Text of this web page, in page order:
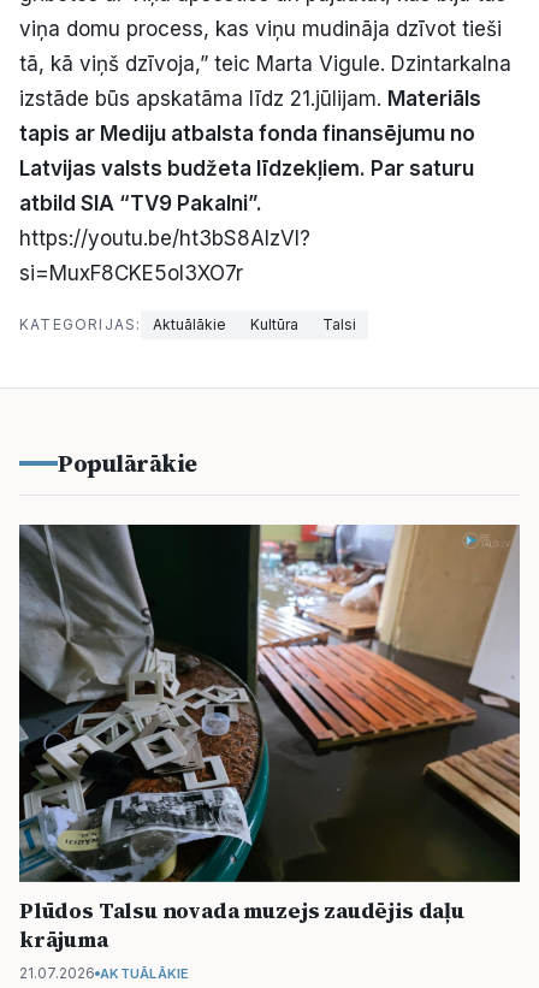
viņa domu process, kas viņu mudināja dzīvot tieši
tā, kā viņš dzīvoja,” teic Marta Vigule. Dzintarkalna
izstāde būs apskatāma līdz 21.jūlijam. Materiāls
tapis ar Mediju atbalsta fonda finansējumu no
Latvijas valsts budžeta līdzekļiem. Par saturu
atbild SIA “TV9 Pakalni”.
https://youtu.be/ht3bS8AlzVI?
si=MuxF8CKE5ol3XO7r
KATEGORIJAS: Aktuālākie Kultūra Talsi
Populārākie
Plūdos Talsu novada muzejs zaudējis daļu
krājuma
21.07.2026 AKTUĀLĀKIE